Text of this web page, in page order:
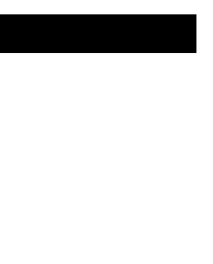
comportament